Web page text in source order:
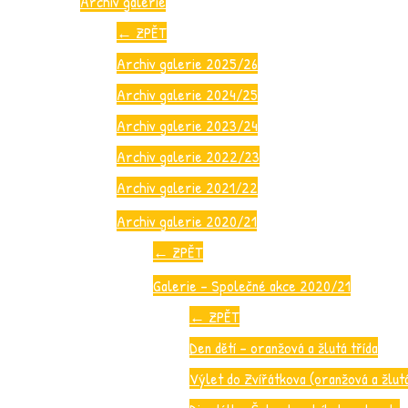
← ZPĚT
Archiv galerie 2025/26
Archiv galerie 2024/25
Archiv galerie 2023/24
Archiv galerie 2022/23
Archiv galerie 2021/22
Archiv galerie 2020/21
← ZPĚT
Galerie – Společné akce 2020/21
← ZPĚT
Den dětí – oranžová a žlutá třída
Výlet do Zvířátkova (oranžová a